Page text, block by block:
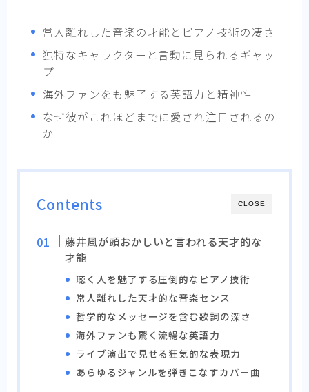
常人離れした音楽の才能とピアノ技術の凄さ
独特なキャラクターと言動に見られるギャッ
プ
海外ファンをも魅了する英語力と精神性
なぜ彼がこれほどまでに愛され注目されるの
か
CLOSE
Contents
藤井風が頭おかしいと言われる天才的な
才能
聴く人を魅了する圧倒的なピアノ技術
常人離れした天才的な音楽センス
哲学的なメッセージを含む歌詞の深さ
海外ファンも驚く流暢な英語力
ライブ演出で見せる狂気的な表現力
あらゆるジャンルを弾きこなすカバー曲